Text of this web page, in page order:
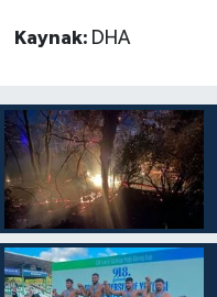
Kaynak: DHA